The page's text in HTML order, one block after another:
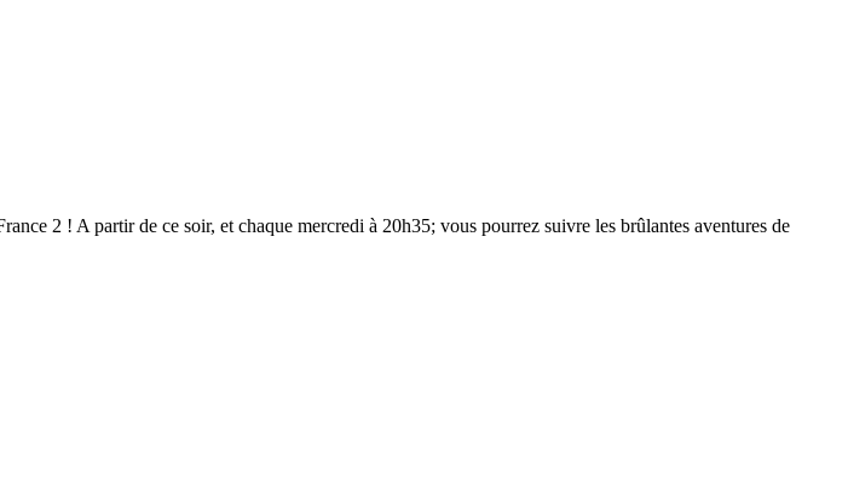
2 ! A partir de ce soir, et chaque mercredi à 20h35; vous pourrez suivre les brûlantes aventures de